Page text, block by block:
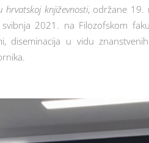
hrvatskoj književnosti, održane 19.
2021. na Filozofskom
u vidu